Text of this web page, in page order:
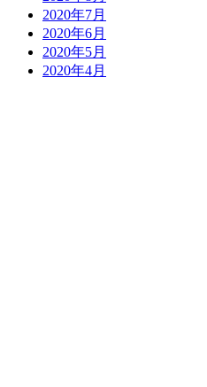
2020年7月
2020年6月
2020年5月
2020年4月